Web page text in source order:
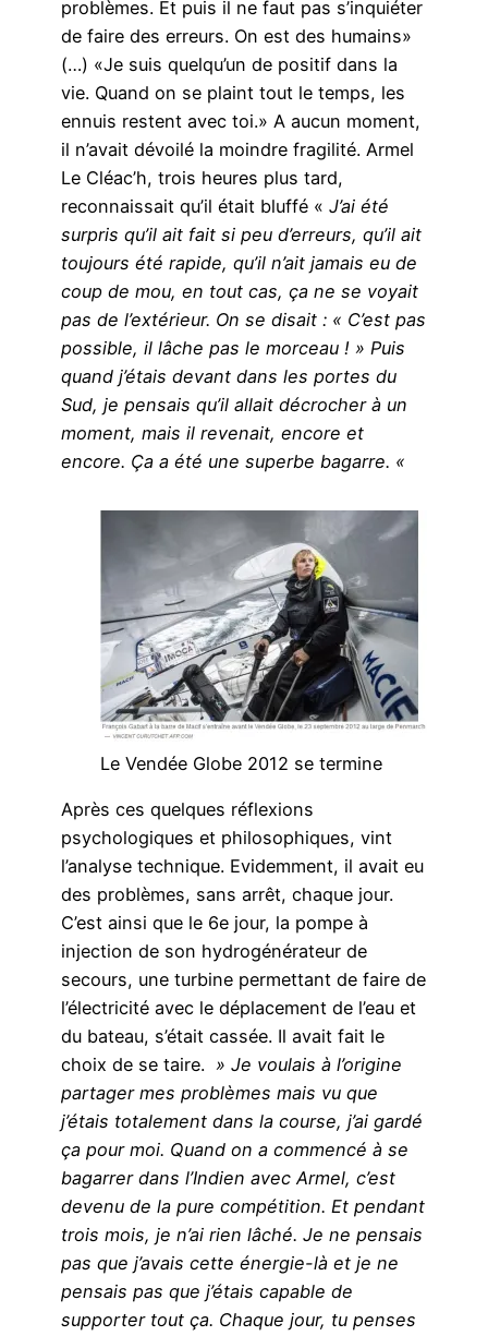
problèmes. Et puis il ne faut pas s’inquiéter
de faire des erreurs. On est des humains»
(…) «Je suis quelqu’un de positif dans la
vie. Quand on se plaint tout le temps, les
ennuis restent avec toi.» A aucun moment,
il n’avait dévoilé la moindre fragilité. Armel
Le Cléac’h, trois heures plus tard,
reconnaissait qu’il était bluffé « J’ai été
surpris qu’il ait fait si peu d’erreurs, qu’il ait
toujours été rapide, qu’il n’ait jamais eu de
coup de mou, en tout cas, ça ne se voyait
pas de l’extérieur. On se disait : « C’est pas
possible, il lâche pas le morceau ! » Puis
quand j’étais devant dans les portes du
Sud, je pensais qu’il allait décrocher à un
moment, mais il revenait, encore et
encore. Ça a été une superbe bagarre. «
Le Vendée Globe 2012 se termine
Après ces quelques réflexions
psychologiques et philosophiques, vint
l’analyse technique. Evidemment, il avait eu
des problèmes, sans arrêt, chaque jour.
C’est ainsi que le 6e jour, la pompe à
injection de son hydrogénérateur de
secours, une turbine permettant de faire de
l’électricité avec le déplacement de l’eau et
du bateau, s’était cassée. Il avait fait le
choix de se taire. » Je voulais à l’origine
partager mes problèmes mais vu que
j’étais totalement dans la course, j’ai gardé
ça pour moi. Quand on a commencé à se
bagarrer dans l’Indien avec Armel, c’est
devenu de la pure compétition. Et pendant
trois mois, je n’ai rien lâché. Je ne pensais
pas que j’avais cette énergie-là et je ne
pensais pas que j’étais capable de
supporter tout ça. Chaque jour, tu penses